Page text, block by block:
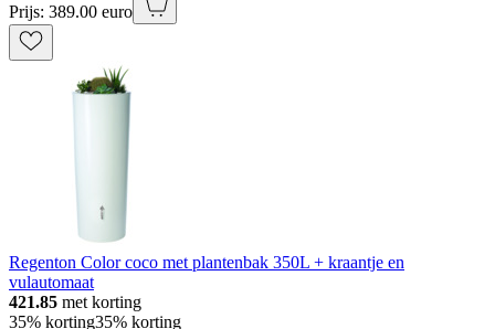
Prijs: 389.00 euro
Regenton Color coco met plantenbak 350L + kraantje en
vulautomaat
421.85 met korting
35% korting35% korting